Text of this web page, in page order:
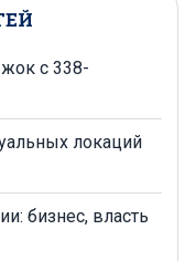
с 338-
локаций
бизнес, власть